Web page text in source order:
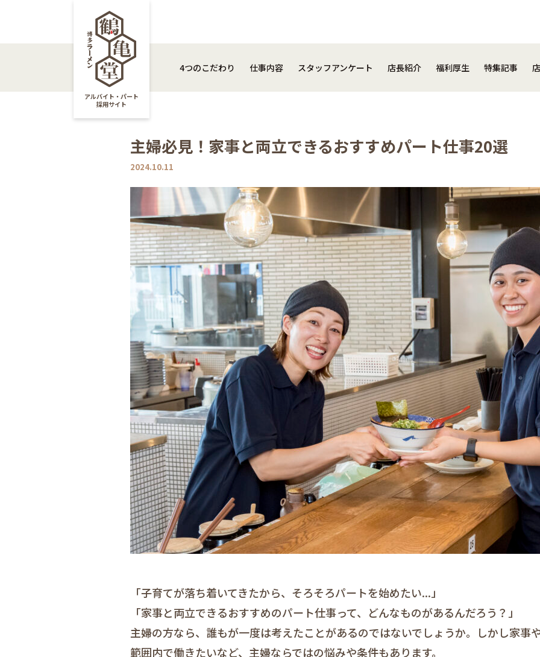
アルバイト・パート
採用サイト
close
4つのこだわり 仕事内容 スタッフアンケート 店長紹介 福利厚生 特集記事
主婦必見！家事と両立できるおすすめパート仕事20選
2024.10.11
「子育てが落ち着いてきたから、そろそろパートを始めたい...」
「家事と両立できるおすすめのパート仕事って、どんなものがあるんだろう？」
主婦の方なら、誰もが一度は考えたことがあるのではないでしょうか。しかし家事
範囲内で働きたいなど、主婦ならではの悩みや条件もあります。